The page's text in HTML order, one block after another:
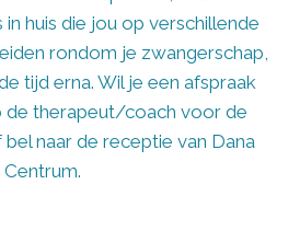
huis die jou op verschillende
rondom je zwangerschap,
tijd erna. Wil je een afspraak
de therapeut/coach voor de
naar de receptie van Dana
Centrum.